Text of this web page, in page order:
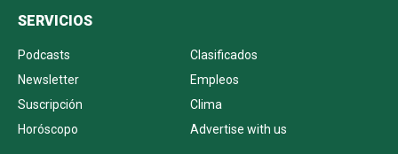
SERVICIOS
Podcasts
Clasificados
Newsletter
Empleos
Suscripción
Clima
Horóscopo
Advertise with us